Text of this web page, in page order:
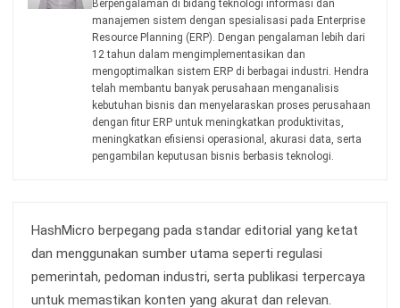
KonsultasiGratisdan Dapatkan Solusi
yang Tepat